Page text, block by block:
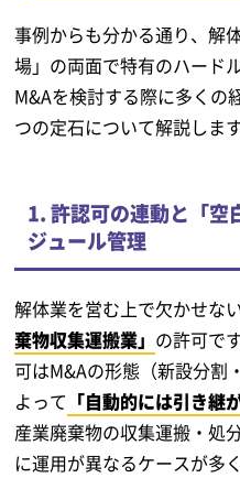
事例からも分かる通り、解
場」の両面で特有のハード
M&Aを検討する際に多くの
つの定石について解説します
1. 許認可の連動と「空
ジュール管理
解体業を営む上で欠かせな
棄物収集運搬業」 の許可で
可はM&Aの形態（新設分割
よって 「自動的には引き継
産業廃棄物の収集運搬・処
に運用が異なるケースが多